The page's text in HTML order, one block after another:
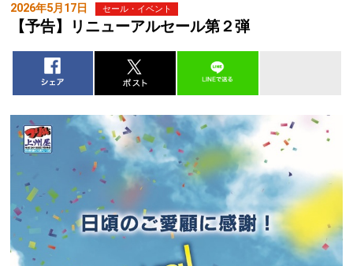
2026年5月17日 セール・イベント
【予告】リニューアルセール第２弾